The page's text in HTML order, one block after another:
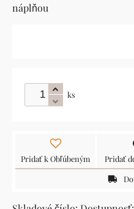
náplňou
ks
Pridať k Obľúbeným Pridať